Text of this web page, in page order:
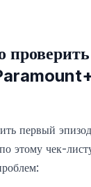
первый
по этому чек-